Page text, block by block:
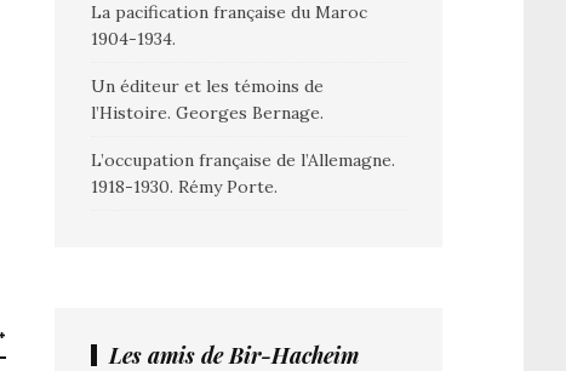
La pacification française du Maroc
1904-1934.
Un éditeur et les témoins de
l’Histoire. Georges Bernage.
L’occupation française de l’Allemagne.
1918-1930. Rémy Porte.
Les amis de Bir-Hacheim